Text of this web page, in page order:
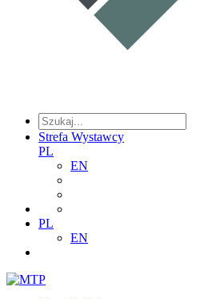
Strefa Wystawcy
PL
EN
PL
EN